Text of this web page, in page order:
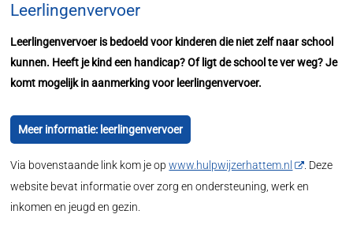
Leerlingenvervoer
Leerlingenvervoer is bedoeld voor kinderen die niet zelf naar school
kunnen. Heeft je kind een handicap? Of ligt de school te ver weg? Je
komt mogelijk in aanmerking voor leerlingenvervoer.
Meer informatie: leerlingenvervoer
Via bovenstaande link kom je opwww.hulpwijzerhattem.nl
. Deze
website bevat informatie over zorg en ondersteuning, werk en
inkomen en jeugd en gezin.